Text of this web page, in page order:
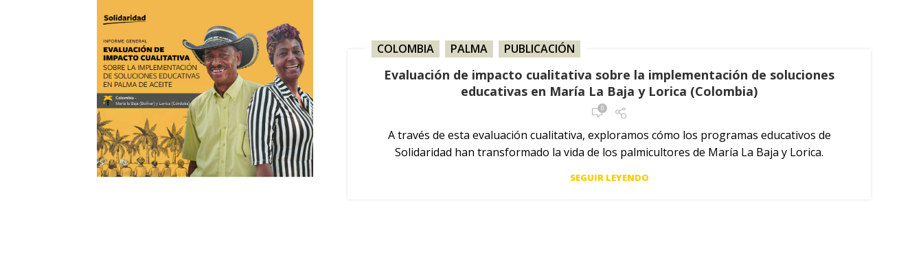
COLOMBIA PALMA PUBLICACIÓN
Evaluación de impacto cualitativa sobre la implementación de soluciones
educativas en María La Baja y Lorica (Colombia)
0
A través de esta evaluación cualitativa, exploramos cómo los programas educativos de
Solidaridad han transformado la vida de los palmicultores de María La Baja y Lorica.
SEGUIR LEYENDO